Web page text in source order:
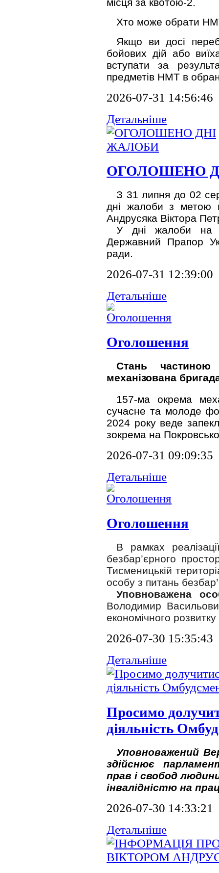
Хто може обрати
Якщо ви досі
бойових дій або
вступати за
предметів НМТ в
2026-07-31 14:56:46
Детальніше
ОГОЛОШЕНО
З 31 липня до 02
дні жалоби з метою
Андрусяка Віктора
У дні жалоби на
Державний Прапор
ради.
2026-07-31 12:39:00
Детальніше
Оголошення
Стань
механізована
157-ма окрема
сучасне та молоде
2024 року веде
зокрема на
2026-07-31 09:09:35
Детальніше
Оголошення
В рамках
безбар’єрного
Тисменицькій
особу з питань
Уповноважена
Володимир
економічного розвитку
2026-07-30 15:35:43
Детальніше
Просимо
діяльність
Уповноважений
здійснює
прав і свобод
інвалідністю на
2026-07-30 14:33:21
Детальніше